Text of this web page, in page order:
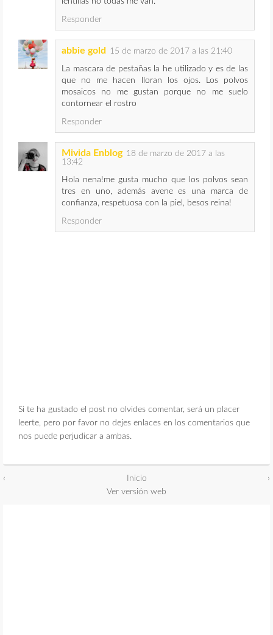
Responder
abbie gold 15 de marzo de 2017 a las 21:40
La mascara de pestañas la he utilizado y es de las
que no me hacen lloran los ojos. Los polvos
mosaicos no me gustan porque no me suelo
contornear el rostro
Responder
Mivida Enblog 18 de marzo de 2017 a las
13:42
Hola nena!me gusta mucho que los polvos sean
tres en uno, además avene es una marca de
confianza, respetuosa con la piel, besos reina!
Responder
Si te ha gustado el post no olvides comentar, será un placer
leerte, pero por favor no dejes enlaces en los comentarios que
nos puede perjudicar a ambas.
‹ ›
Inicio
Ver versión web